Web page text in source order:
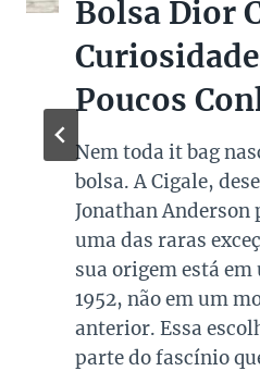
Bolsas
Marcas de
Super Sale
Quando falamos de
os modelos em
queridos e
presente no guarda
todas as mulheres.
versátil, clássica e
investir em peças
combinações para